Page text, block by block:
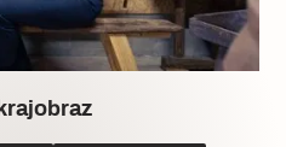
archeologiczny